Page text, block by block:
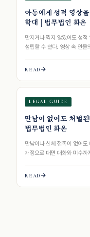
아동에게 성적 영상
학대 | 법무법인 화온
만지거나 찍지 않았어도 성
성립할 수 있다. 영상 속 인물
READ
LEGAL GUIDE
만남이 없어도 처벌
법무법인 화온
만남이나 신체 접촉이 없어
개정으로 대면 대화와 미수
READ